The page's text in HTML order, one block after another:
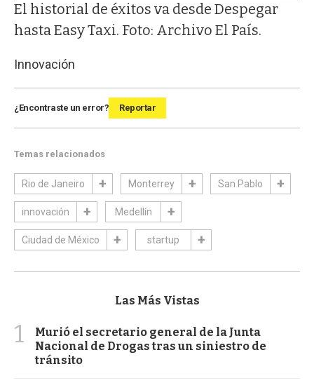
El historial de éxitos va desde Despegar
hasta Easy Taxi. Foto: Archivo El País.
Innovación
¿Encontraste un error? Reportar
Temas relacionados
Rio de Janeiro Monterrey San Pablo
innovación Medellín
Ciudad de México startup
Las Más Vistas
1
Murió el secretario general de la Junta
Nacional de Drogas tras un siniestro de
tránsito